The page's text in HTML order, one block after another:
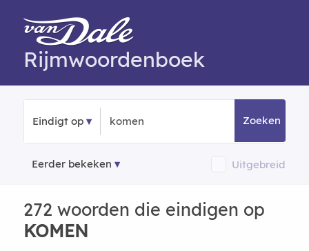
Rijmwoordenboek
Eindigt op Zoeken
Eerder bekeken Uitgebreid
272 woorden die eindigen op
KOMEN